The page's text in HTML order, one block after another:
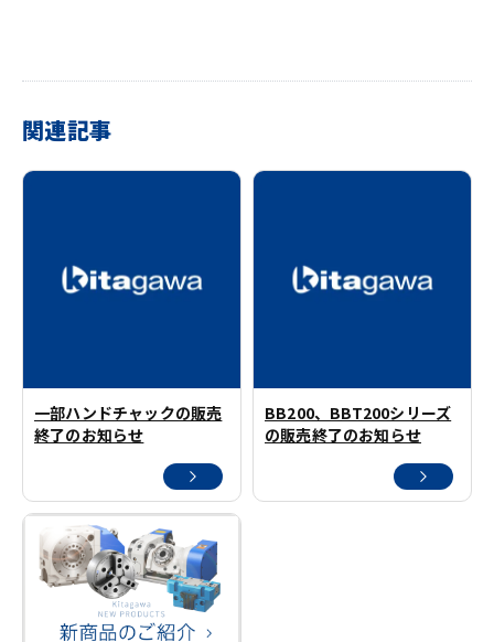
関連記事
一部ハンドチャックの販売
終了のお知らせ
BB200、BBT200シリーズ
の販売終了のお知らせ